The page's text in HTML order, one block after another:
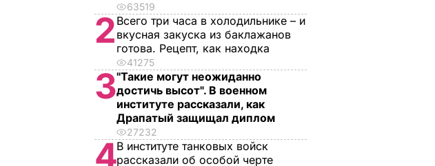
63519
2 Всего три часа в холодильнике – и
вкусная закуска из баклажанов
готова. Рецепт, как находка
41275
3"Такие могут неожиданно
достичь высот". В военном
институте рассказали, как
Драпатый защищал диплом
27232
4В институте танковых войск
рассказали об особой черте